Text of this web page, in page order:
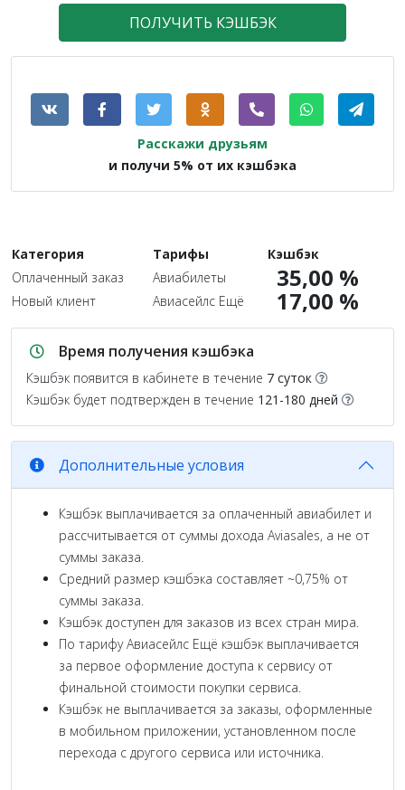
ПОЛУЧИТЬ КЭШБЭК
Расскажи друзьям
и получи 5% от их кэшбэка
Категория Тарифы
Кэшбэк
Оплаченный заказ
Авиабилеты 35,00 %
Новый клиент Авиасейлс Ещё 17,00 %
Время получения кэшбэка
Кэшбэк появится в кабинете в течение 7 суток
Кэшбэк будет подтвержден в течение 121-180 дней
Дополнительные условия
Кэшбэк выплачивается за оплаченный авиабилет и
рассчитывается от суммы дохода Aviasales, а не от
суммы заказа.
Средний размер кэшбэка составляет ~0,75% от
суммы заказа.
Кэшбэк доступен для заказов из всех стран мира.
По тарифу Авиасейлс Ещё кэшбэк выплачивается
за первое оформление доступа к сервису от
финальной стоимости покупки сервиса.
Кэшбэк не выплачивается за заказы, оформленные
в мобильном приложении, установленном после
перехода с другого сервиса или источника.